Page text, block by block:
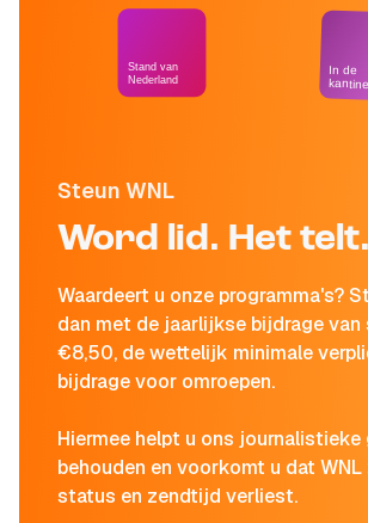
Steun WNL
Word lid. Het telt.
Waardeert u onze programma's?
dan met de jaarlijkse bijdrage van
€8,50, de wettelijk minimale
bijdrage voor omroepen.
Hiermee helpt u ons
behouden en voorkomt u dat
status en zendtijd verliest.
Stand van
Nederland
In de
kantine